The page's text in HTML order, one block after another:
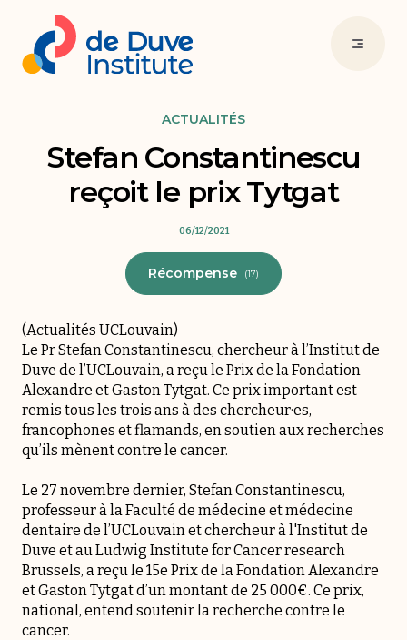
ACTUALITÉS
Stefan Constantinescu
reçoit le prix Tytgat
06/12/2021
Récompense (17)
(Actualités UCLouvain)
Le Pr Stefan Constantinescu, chercheur à l’Institut de
Duve de l’UCLouvain, a reçu le Prix de la Fondation
Alexandre et Gaston Tytgat. Ce prix important est
remis tous les trois ans à des chercheur·es,
francophones et flamands, en soutien aux recherches
qu’ils mènent contre le cancer.
Le 27 novembre dernier, Stefan Constantinescu,
professeur à la Faculté de médecine et médecine
dentaire de l’UCLouvain et chercheur à l'Institut de
Duve et au Ludwig Institute for Cancer research
Brussels, a reçu le 15e Prix de la Fondation Alexandre
et Gaston Tytgat d’un montant de 25 000€. Ce prix,
national, entend soutenir la recherche contre le
cancer.